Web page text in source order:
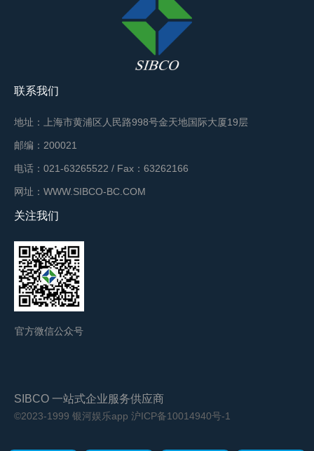
联系我们
地址：上海市黄浦区人民路998号金天地国际大厦19层
邮编：200021
电话：021-63265522 / Fax：63262166
网址：WWW.SIBCO-BC.COM
关注我们
官方微信公众号
SIBCO 一站式企业服务供应商
©2023-1999 银河娱乐app 沪ICP备10014940号-1